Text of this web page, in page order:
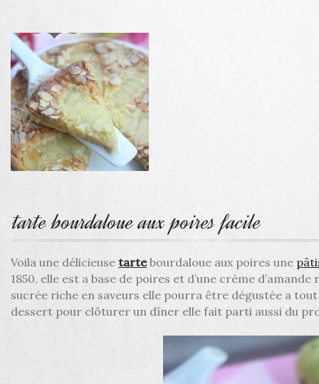
tarte bourdaloue aux poires facile
Voila une délicieuse tartebourdaloue aux poires une
1850, elle est a base de poires et d’une crème
sucrée riche en saveurs elle pourra être dégustée a
dessert pour clôturer un dîner elle fait parti aussi du